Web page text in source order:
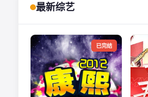
最新综艺
已完结